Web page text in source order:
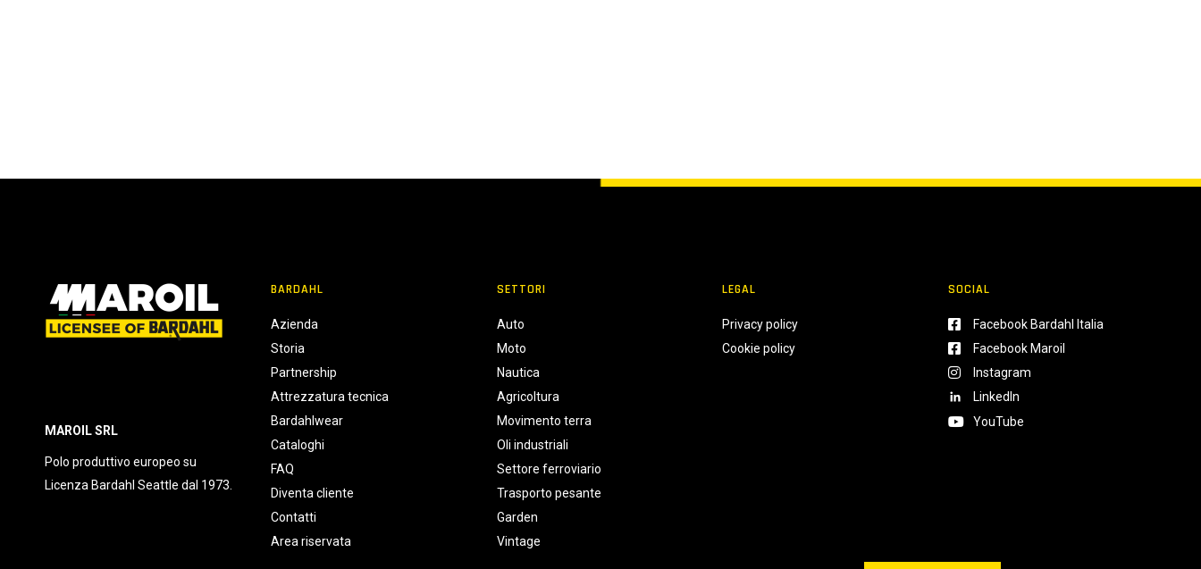
MAROIL SRL
Polo produttivo europeo su
Licenza Bardahl Seattle dal 1973.
BARDAHL
Azienda
Storia
Partnership
Attrezzatura tecnica
Bardahlwear
Cataloghi
FAQ
Diventa cliente
Contatti
Area riservata
SETTORI
Auto
Moto
Nautica
Agricoltura
Movimento terra
Oli industriali
Settore ferroviario
Trasporto pesante
Garden
Vintage
LEGAL
Privacy policy
Cookie policy
SOCIAL
Facebook Bardahl Italia
Facebook Maroil
Instagram
LinkedIn
YouTube